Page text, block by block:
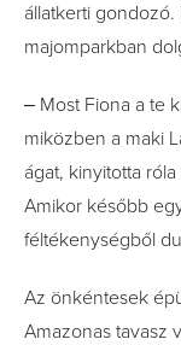
állatkerti
majomparkban
‒ Most Fiona a te
miközben a maki
ágat, kinyitotta
Amikor később
féltékenységből
Az önkéntesek
Amazonas tavasz